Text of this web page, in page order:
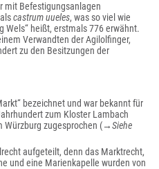
mit Befestigungsanlagen
castrum uueles, was so viel wie
Wels“ heißt, erstmals 776 erwähnt.
Verwandten der Agilolfinger,
zu den Besitzungen der
bezeichnet und war bekannt für
zum Kloster Lambach
Würzburg zugesprochen (→Siehe
aufgeteilt, denn das Marktrecht,
und eine Marienkapelle wurden von